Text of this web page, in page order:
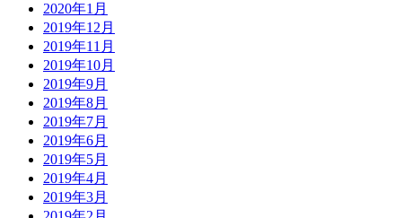
2020年1月
2019年12月
2019年11月
2019年10月
2019年9月
2019年8月
2019年7月
2019年6月
2019年5月
2019年4月
2019年3月